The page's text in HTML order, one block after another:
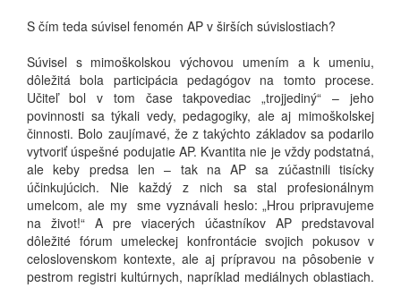
S čím teda súvisel fenomén AP v širších súvislostiach?
Súvisel s mimoškolskou výchovou umením a k umeniu,
dôležitá bola participácia pedagógov na tomto procese.
Učiteľ bol v tom čase takpovediac „trojjediný“ – jeho
povinnosti sa týkali vedy, pedagogiky, ale aj mimoškolskej
činnosti. Bolo zaujímavé, že z takýchto základov sa podarilo
vytvoriť úspešné podujatie AP. Kvantita nie je vždy podstatná,
ale keby predsa len – tak na AP sa zúčastnili tisícky
účinkujúcich. Nie každý z nich sa stal profesionálnym
umelcom, ale my sme vyznávali heslo: „Hrou pripravujeme
na život!“ A pre viacerých účastníkov AP predstavoval
dôležité fórum umeleckej konfrontácie svojich pokusov v
celoslovenskom kontexte, ale aj prípravou na pôsobenie v
pestrom registri kultúrnych, napríklad mediálnych oblastiach.